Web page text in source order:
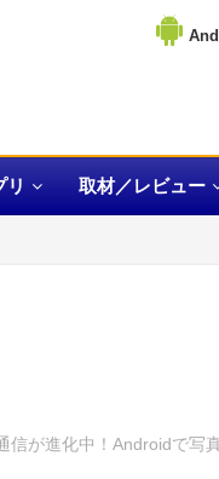
リ 取材／レビュー
が進化中！Androidで写